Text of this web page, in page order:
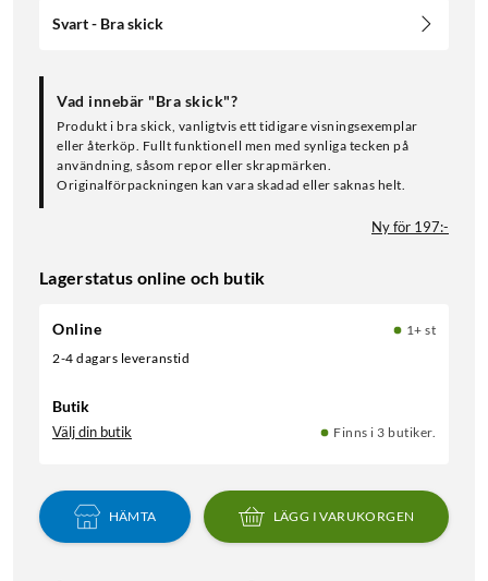
Svart - Bra skick
Vad innebär "Bra skick"?
Produkt i bra skick, vanligtvis ett tidigare visningsexemplar
eller återköp. Fullt funktionell men med synliga tecken på
användning, såsom repor eller skrapmärken.
Originalförpackningen kan vara skadad eller saknas helt.
Ny för 197:-
Lagerstatus online och butik
Online
1+ st
2-4 dagars leveranstid
Butik
Välj din butik Finns i 3 butiker.
HÄMTA LÄGG I VARUKORGEN